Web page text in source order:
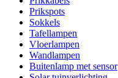
Prikspots
Sokkels
Tafellampen
Vloerlampen
Wandlampen
Buitenlamp met sensor